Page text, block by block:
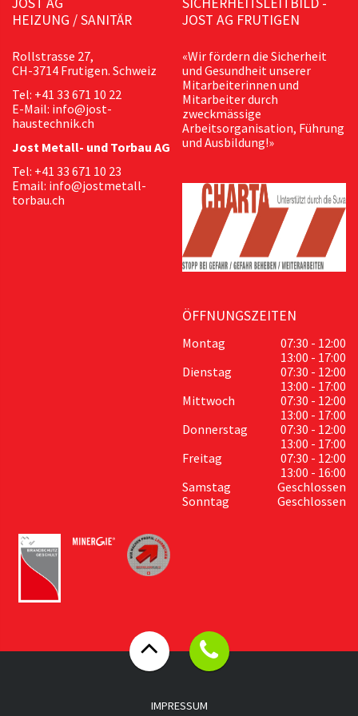
HEIZUNG / SANITÄR
Rollstrasse 27,
CH-3714 Frutigen. Schweiz
Tel: +41 33 671 10 22
E-Mail: info@jost-
haustechnik.ch
Jost Metall- und Torbau AG
Tel: +41 33 671 10 23
Email: info@jostmetall-
torbau.ch
JOST AG FRUTIGEN
«Wir fördern die Sicherheit
und Gesundheit unserer
Mitarbeiterinnen und
Mitarbeiter durch
zweckmässige
Arbeitsorganisation, Führung
und Ausbildung!»
ÖFFNUNGSZEITEN
Montag
07:30 - 12:00
13:00 - 17:00
Dienstag
07:30 - 12:00
13:00 - 17:00
Mittwoch
07:30 - 12:00
13:00 - 17:00
Donnerstag
07:30 - 12:00
13:00 - 17:00
Freitag
07:30 - 12:00
13:00 - 16:00
Samstag
Geschlossen
Sonntag
Geschlossen
IMPRESSUM